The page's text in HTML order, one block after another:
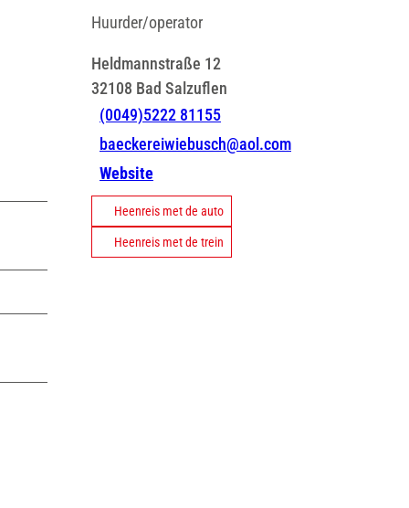
Huurder/operator
Heldmannstraße 12
32108 Bad Salzuflen
(0049)5222 81155
baeckereiwiebusch@aol.com
Website
Heenreis met de auto
Heenreis met de trein